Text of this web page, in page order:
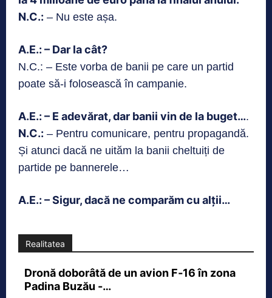
N.C.: – Nu este așa.
A.E.: – Dar la cât?
N.C.: – Este vorba de banii pe care un partid
poate să-i folosească în campanie.
A.E.: – E adevărat, dar banii vin de la buget….
N.C.: – Pentru comunicare, pentru propagandă.
Și atunci dacă ne uităm la banii cheltuiți de
partide pe bannerele…
A.E.: – Sigur, dacă ne comparăm cu alții…
Realitatea
Dronă doborâtă de un avion F‑16 în zona
Padina Buzău -…